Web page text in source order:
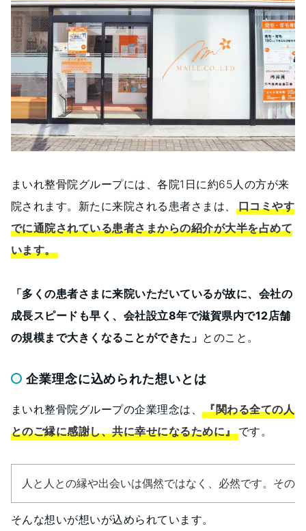
まいれ整骨院グループには、各院1日に約65人の方が来
院されます。新たに来院される患者さまは、
口コミやす
でに通院されている患者さまからの紹介が大半を占めて
います。
「多くの患者さまに来院いただいているが故に、会社の
成長スピードも早く、会社設立8年で滋賀県内で12店舗
の規模まで大きくなることができた」 とのこと。
企業理念に込められた想いとは
まいれ整骨院グループの企業理念は、『関わる全ての人
とのご縁に感謝し、共に幸せになるために』です。
人と人との縁や出会いは偶然ではなく、必然です。その
そんな想いが想いが込められています。